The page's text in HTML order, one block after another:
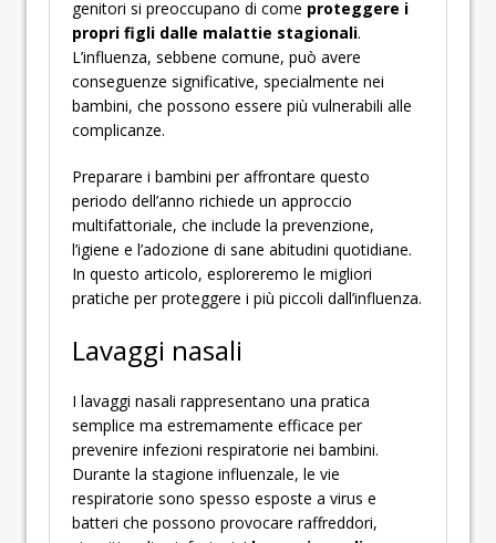
genitori si preoccupano di come proteggere i
propri figli dalle malattie stagionali.
L’influenza, sebbene comune, può avere
conseguenze significative, specialmente nei
bambini, che possono essere più vulnerabili alle
complicanze.
Preparare i bambini per affrontare questo
periodo dell’anno richiede un approccio
multifattoriale, che include la prevenzione,
l’igiene e l’adozione di sane abitudini quotidiane.
In questo articolo, esploreremo le migliori
pratiche per proteggere i più piccoli dall’influenza.
Lavaggi nasali
I lavaggi nasali rappresentano una pratica
semplice ma estremamente efficace per
prevenire infezioni respiratorie nei bambini.
Durante la stagione influenzale, le vie
respiratorie sono spesso esposte a virus e
batteri che possono provocare raffreddori,